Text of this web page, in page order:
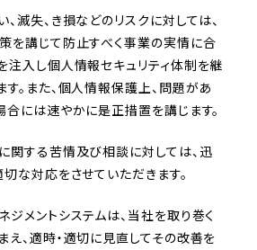
滅失、き損などのリスクに対しては、
を講じて防止すべく事業の実情に合
注入し個人情報セキュリティ体制を継
。また、個人情報保護上、問題があ
には速やかに是正措置を講じます。
関する苦情及び相談に対しては、迅
な対応をさせていただきます。
メントシステムは、当社を取り巻く
、適時・適切に見直してその改善を